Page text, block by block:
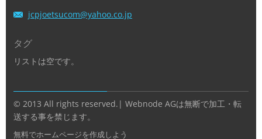
jcpjoetsucom@yahoo.co.jp
タグ
リストは空です。
© 2013 All rights reserved.| Webnode AGは無断で加工・転
送する事を禁じます。
無料でホームページを作成しよう